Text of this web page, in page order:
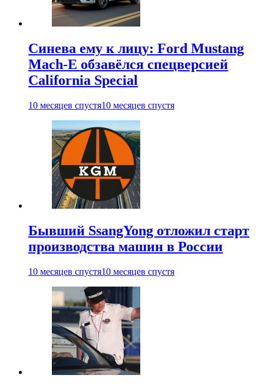
Синева ему к лицу: Ford Mustang
Mach-E обзавёлся спецверсией
California Special
10 месяцев спустя10 месяцев спустя
Бывший SsangYong отложил старт
производства машин в России
10 месяцев спустя10 месяцев спустя